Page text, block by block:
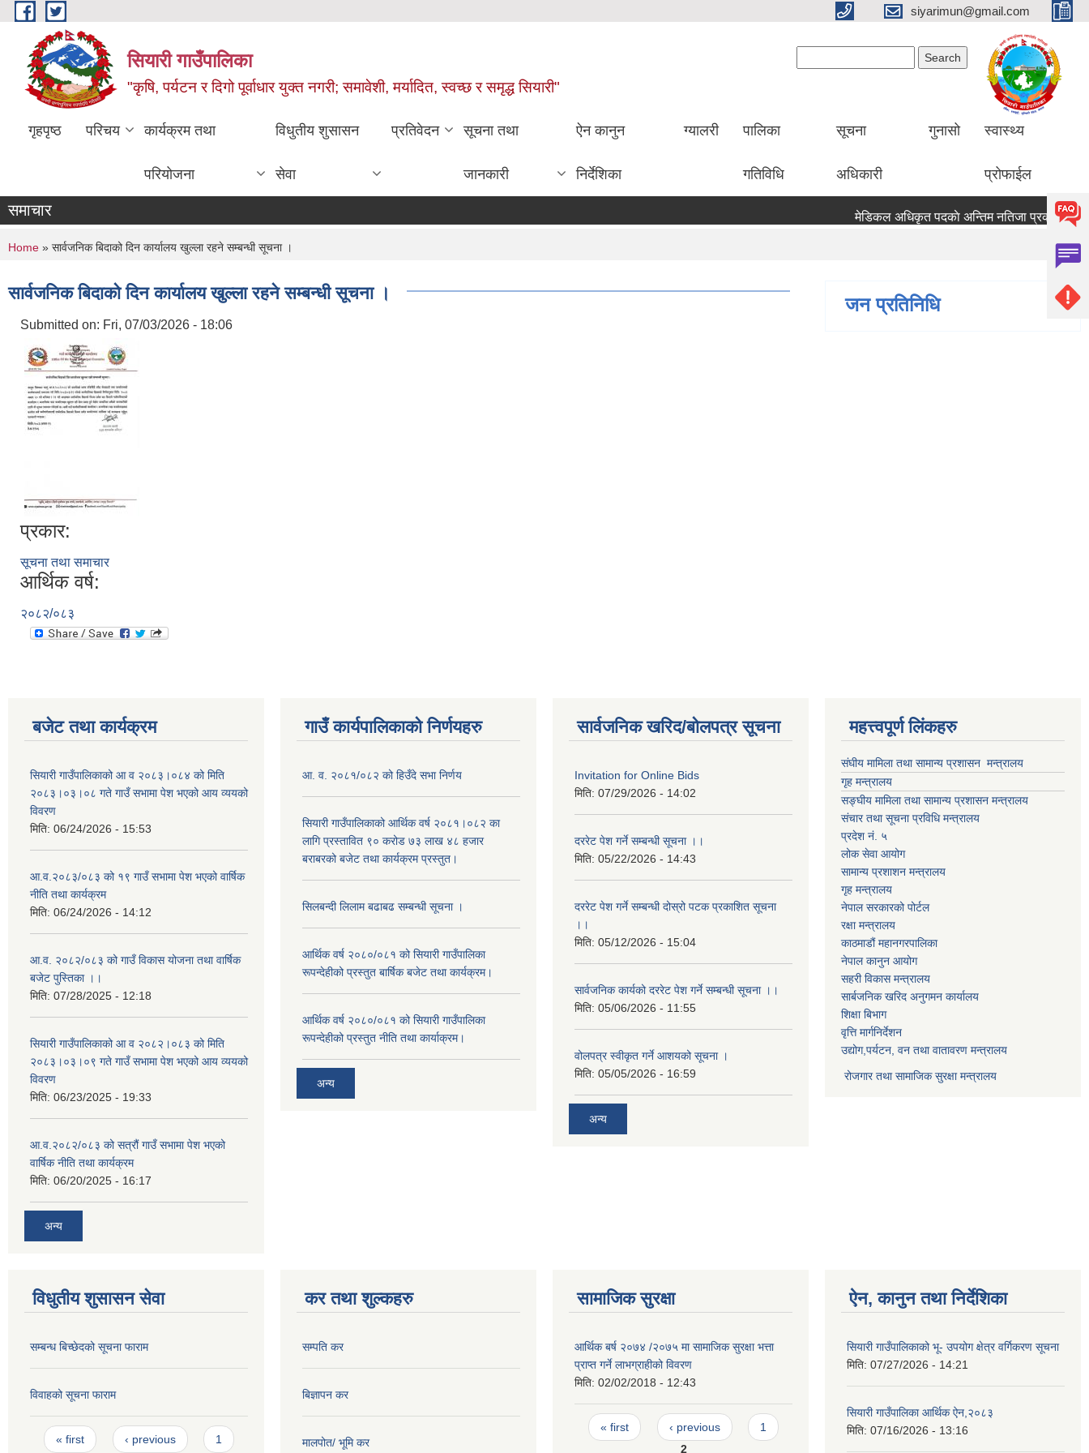
Skip to main content siyarimun@gmail.com
सियारी गाउँपालिका
"कृषि, पर्यटन र दिगो पूर्वाधार युक्त नगरी; समावेशी, मर्यादित, स्वच्छ र समृद्ध सियारी"
गृहपृष्ठ परिचय कार्यक्रम तथा
परियोजना
विधुतीय शुसासन
सेवा
प्रतिवेदन सूचना तथा
जानकारी
ऐन कानुन
निर्देशिका
ग्यालरी पालिका
गतिविधि
सूचना
अधिकारी
गुनासो स्वास्थ्य
प्रोफाईल
समाचार मेडिकल अधिकृत पदकाे अन्तिम नतिजा
You are here
Home » सार्वजनिक बिदाको दिन कार्यालय खुल्ला रहने सम्बन्धी सूचना ‍।
सार्वजनिक बिदाको दिन कार्यालय खुल्ला रहने सम्बन्धी सूचना ‍।
Submitted on: Fri, 07/03/2026 - 18:06
प्रकार:
सूचना तथा समाचार
आर्थिक वर्ष:
२०८२/०८३
जन प्रतिनिधि
बजेट तथा कार्यक्रम
सियारी गाउँपालिकाको आ व २०८३।०८४ को मिति
२०८३।०३।०८ गते गाउँ सभामा पेश भएको आय व्ययको
विवरण
मिति: 06/24/2026 - 15:53
आ.व.२०८३/०८३ को १९ गाउँ सभामा पेश भएको वार्षिक
नीति तथा कार्यक्रम
मिति: 06/24/2026 - 14:12
आ.व. २०८२/०८३ को गाउँ विकास योजना तथा वार्षिक
बजेट पुस्तिका ।।
मिति: 07/28/2025 - 12:18
सियारी गाउँपालिकाको आ व २०८२।०८३ को मिति
२०८३।०३।०९ गते गाउँ सभामा पेश भएको आय व्ययको
विवरण
मिति: 06/23/2025 - 19:33
आ.व.२०८२/०८३ को सत्रौं गाउँ सभामा पेश भएको
वार्षिक नीति तथा कार्यक्रम
मिति: 06/20/2025 - 16:17
अन्य
गाउँ कार्यपालिकाको निर्णयहरु
आ. व. २०८१/०८२ को हिउँदे सभा निर्णय
सियारी गाउँपालिकाको आर्थिक वर्ष २०८१।०८२ का
लागि प्रस्तावित ९० करोड ७३ लाख ४८ हजार
बराबरको बजेट तथा कार्यक्रम प्रस्तुत।
सिलबन्दी लिलाम बढाबढ सम्बन्धी सूचना ।
आर्थिक वर्ष २०८०/०८१ को सियारी गाउँपालिका
रूपन्देहीको प्रस्तुत बार्षिक बजेट तथा कार्यक्रम।
आर्थिक वर्ष २०८०/०८१ को सियारी गाउँपालिका
रूपन्देहीको प्रस्तुत नीति तथा कार्याक्रम।
अन्य
सार्वजनिक खरिद/बोलपत्र सूचना
Invitation for Online Bids
मिति: 07/29/2026 - 14:02
दररेट पेश गर्ने सम्बन्धी सूचना ।।
मिति: 05/22/2026 - 14:43
दररेट पेश गर्ने सम्बन्धी दोस्रो पटक प्रकाशित सूचना
।।
मिति: 05/12/2026 - 15:04
सार्वजनिक कार्यको दररेट पेश गर्ने सम्बन्धी सूचना ।।
मिति: 05/06/2026 - 11:55
वोलपत्र स्वीकृत गर्ने आशयको सूचना ।
मिति: 05/05/2026 - 16:59
अन्य
महत्त्वपूर्ण लिंकहरु
संघीय मामिला तथा सामान्य प्रशासन मन्त्रालय
गृह मन्त्रालय
सङ्घीय मामिला तथा सामान्य प्रशासन मन्त्रालय
संचार तथा सूचना प्रविधि मन्त्रालय
प्रदेश नं. ५
लोक सेवा आयोग
सामान्य प्रशाशन मन्त्रालय
गृह मन्त्रालय
नेपाल सरकारको पोर्टल
रक्षा मन्त्रालय
काठमाडौं महानगरपालिका
नेपाल कानुन आयोग
सहरी विकास मन्त्रालय
सार्बजनिक खरिद अनुगमन कार्यालय
शिक्षा बिभाग
वृत्ति मार्गनिर्देशन
उद्योग,पर्यटन, वन तथा वातावरण मन्त्रालय
रोजगार तथा सामाजिक सुरक्षा मन्त्रालय
विधुतीय शुसासन सेवा
सम्बन्ध बिच्छेदको सूचना फाराम
विवाहको सूचना फाराम
Pages
« first ‹ previous 1
कर तथा शुल्कहरु
सम्पति कर
बिज्ञापन कर
मालपोत/ भूमि कर
सामाजिक सुरक्षा
आर्थिक बर्ष २०७४ /२०७५ मा सामाजिक सुरक्षा भत्ता
प्राप्त गर्ने लाभग्राहीको विवरण
मिति: 02/02/2018 - 12:43
Pages
« first ‹ previous
1
2
ऐन, कानुन तथा निर्देशिका
सियारी गाउँपालिकाको भू- उपयोग क्षेत्र वर्गिकरण सूचना
मिति: 07/27/2026 - 14:21
सियारी गाउँपालिका आर्थिक ऐन,२०८३
मिति: 07/16/2026 - 13:16